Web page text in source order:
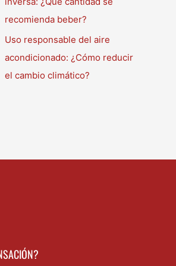
recomienda beber?
Uso responsable del aire
acondicionado: ¿Cómo reducir
el cambio climático?